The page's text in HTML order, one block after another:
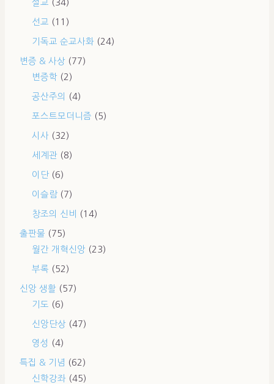
설교 (34)
선교 (11)
기독교 순교사화 (24)
변증 & 사상 (77)
변증학 (2)
공산주의 (4)
포스트모더니즘 (5)
시사 (32)
세계관 (8)
이단 (6)
이슬람 (7)
창조의 신비 (14)
출판물 (75)
월간 개혁신앙 (23)
부록 (52)
신앙 생활 (57)
기도 (6)
신앙단상 (47)
영성 (4)
특집 & 기념 (62)
신학강좌 (45)